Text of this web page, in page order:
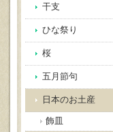
干支
ひな祭り
桜
五月節句
日本のお土産
飾皿